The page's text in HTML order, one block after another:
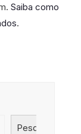
Saiba como
.
Pesquisar